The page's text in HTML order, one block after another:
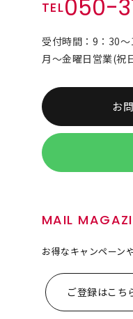
TEL050-
受付時間：9：30
月～金曜日営業(祝
お
MAIL
お得なキャンペーン
ご登録はこち